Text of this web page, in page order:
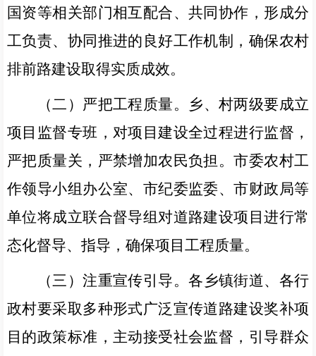
国资等相关部门相互配合、共同协作，形成分
工负责、协同推进的良好工作机制， 确保农村
排前路建设取得实质成效。
（二）严把工程质量。
乡、村两级要成立
项目监督专班，对项目建设全过程进行监督，
严把质量关，严禁增加农民负担。市委农村工
作领导小组办公室、市纪委监委、市财政局等
单位将成立联合督导组对道路建设项目进行常
态化督导、指导，确保项目工程质量。
（三）注重宣传引导。各乡镇街道、各行
政村要采取多种形式广泛宣传道路建设奖补项
目的政策标准，主动接受社会监督，引导群众